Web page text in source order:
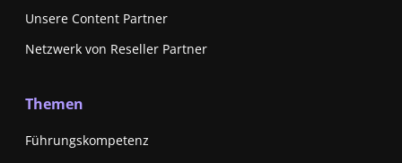
Unsere Content Partner
Netzwerk von Reseller Partner
Themen
Führungskompetenz